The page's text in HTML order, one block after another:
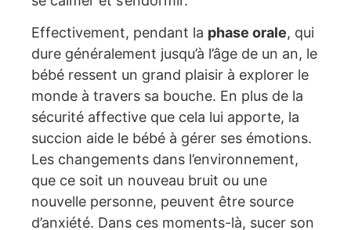
Effectivement, pendant la phase orale, qui
dure généralement jusqu’à l’âge de un an, le
bébé ressent un grand plaisir à explorer le
monde à travers sa bouche. En plus de la
sécurité affective que cela lui apporte, la
succion aide le bébé à gérer ses émotions.
Les changements dans l’environnement,
que ce soit un nouveau bruit ou une
nouvelle personne, peuvent être source
d’anxiété. Dans ces moments-là, sucer son